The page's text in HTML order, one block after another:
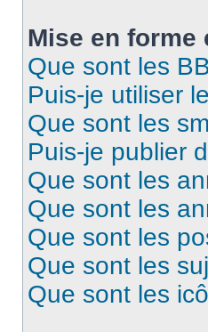
Mise en forme
Que sont les
Puis-je utiliser
Que sont les
Puis-je publier
Que sont les
Que sont les
Que sont les
Que sont les
Que sont les